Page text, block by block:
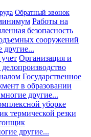
Обратный звонок
Работы на
безопасность
сооружений
другие...
Организация и
Государственное
в образовании
другие...
уборке
термической резки
другие...